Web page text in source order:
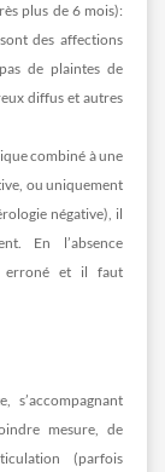
plus de 6 mois):
des affections
de plaintes de
diffus et autres
combiné à une
ou uniquement
négative), il
En l’absence
erroné et il faut
s’accompagnant
mesure, de
(parfois